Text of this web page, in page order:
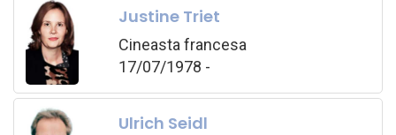
Justine Triet
Cineasta francesa
17/07/1978 -
Ulrich Seidl